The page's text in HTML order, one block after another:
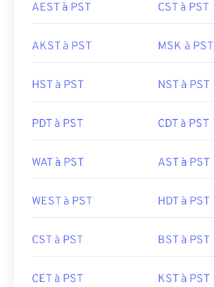
AEST à PST CST à PST
AKST à PST MSK à PST
HST à PST NST à PST
PDT à PST CDT à PST
WAT à PST AST à PST
WEST à PST HDT à PST
CST à PST BST à PST
CET à PST KST à PST